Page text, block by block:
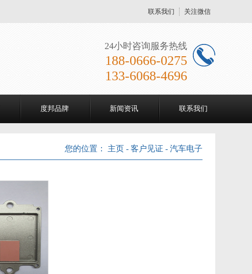
联系我们 关注微信
24小时咨询服务热线
188-0666-0275
133-6068-4696
度邦品牌 新闻资讯 联系我们
您的位置： 主页 - 客户见证 - 汽车电子